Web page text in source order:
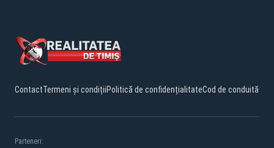
ContactTermeni și condițiiPolitică de confidențialitateCod de conduită
Parteneri: